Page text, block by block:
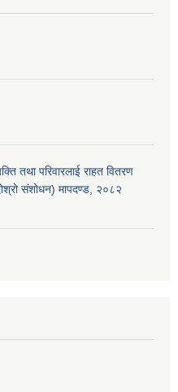
तथा परिवारलाई राहत वितरण
संशोधन) मापदण्ड, २०८२